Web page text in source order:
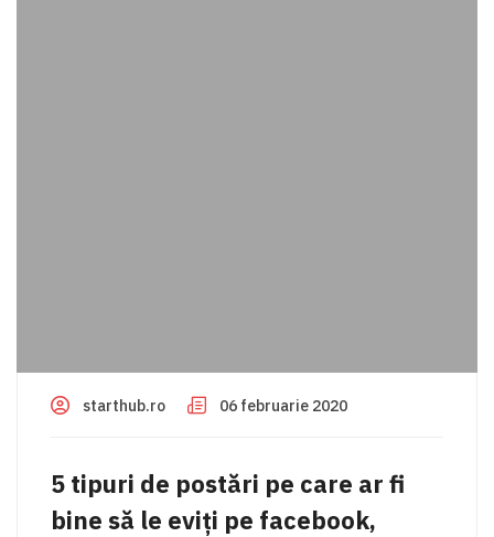
starthub.ro 06 februarie 2020
5 tipuri de postări pe care ar fi
bine să le eviți pe facebook,